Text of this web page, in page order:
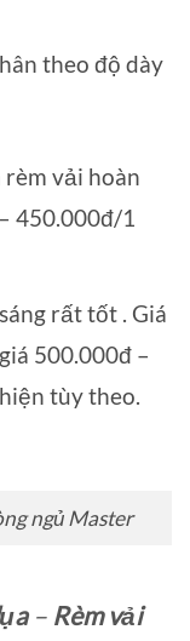
theo độ dày
vải hoàn
450.000đ/1
rất tốt . Giá
500.000đ –
tùy theo.
ngủ Master
– Rèm vải